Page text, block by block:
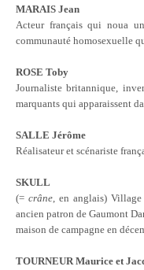
MARAIS Jean
Acteur français qui noua
communauté homosexuelle
ROSE Toby
Journaliste britannique,
marquants qui apparaissent
SALLE Jérôme
Réalisateur et scénariste
SKULL
(= crâne, en anglais) Village
ancien patron de Gaumont
maison de campagne en
TOURNEUR Maurice et